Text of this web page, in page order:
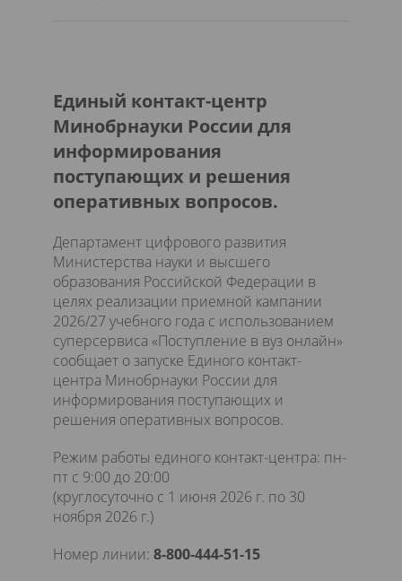
Единый контакт-центр
Минобрнауки России для
информирования
поступающих и решения
оперативных вопросов.
Департамент цифрового развития
Министерства науки и высшего
образования Российской Федерации в
целях реализации приемной кампании
2026/27 учебного года с использованием
суперсервиса «Поступление в вуз онлайн»
сообщает о запуске Единого контакт-
центра Минобрнауки России для
информирования поступающих и
решения оперативных вопросов.
Режим работы единого контакт-центра: пн-
пт с 9:00 до 20:00
(круглосуточно с 1 июня 2026 г. по 30
ноября 2026 г.)
Номер линии: 8-800-444-51-15